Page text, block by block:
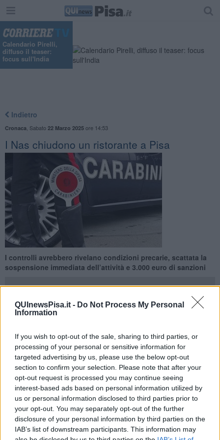
QUInewsPisa.it - Do Not Process My Personal
Information
If you wish to opt-out of the sale, sharing to third parties, or
processing of your personal or sensitive information for
targeted advertising by us, please use the below opt-out
section to confirm your selection. Please note that after your
opt-out request is processed you may continue seeing
interest-based ads based on personal information utilized by
us or personal information disclosed to third parties prior to
your opt-out. You may separately opt-out of the further
disclosure of your personal information by third parties on the
IAB’s list of downstream participants. This information may
Calendario Pirelli,
diffuso il teaser:
focus sull'India
Indietro
Cronaca Sabato 22 Marzo 2025ore 14:53
I Nas chiudono un ristorante a Pisa
I controlli avrebbero rivelano condizioni precarie, scattata la
sospensione immediata dell’attività e 3.000 euro di sanzioni
cittadino, dove un’ispezione igienico-sanitaria avrebbe portato alla
sospensione immediata dell’attività e all’elevazione di una
sanzione amministrativa da 3.000 euro . Il locale, secondo quanto
accertato dai militari nell’ambito dei controlli sulla sicurezza
alimentare, versava in condizioni critiche: sporco diffuso, residui di
lavorazione sui pavimenti e nei frigoriferi, incrostazioni di unto sulle
attrezzature.
A seguito della segnalazione, l’Azienda Usl Toscana Nord
Ovest ha disposto il blocco totale delle operazioni di
preparazione e somministrazione degli alimenti, a tutela della